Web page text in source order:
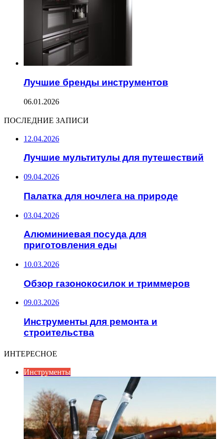
Лучшие бренды инструментов
06.01.2026
ПОСЛЕДНИЕ ЗАПИСИ
12.04.2026
Лучшие мультитулы для путешествий
09.04.2026
Палатка для ночлега на природе
03.04.2026
Алюминиевая посуда для
приготовления еды
10.03.2026
Обзор газонокосилок и триммеров
09.03.2026
Инструменты для ремонта и
строительства
ИНТЕРЕСНОЕ
Инструменты